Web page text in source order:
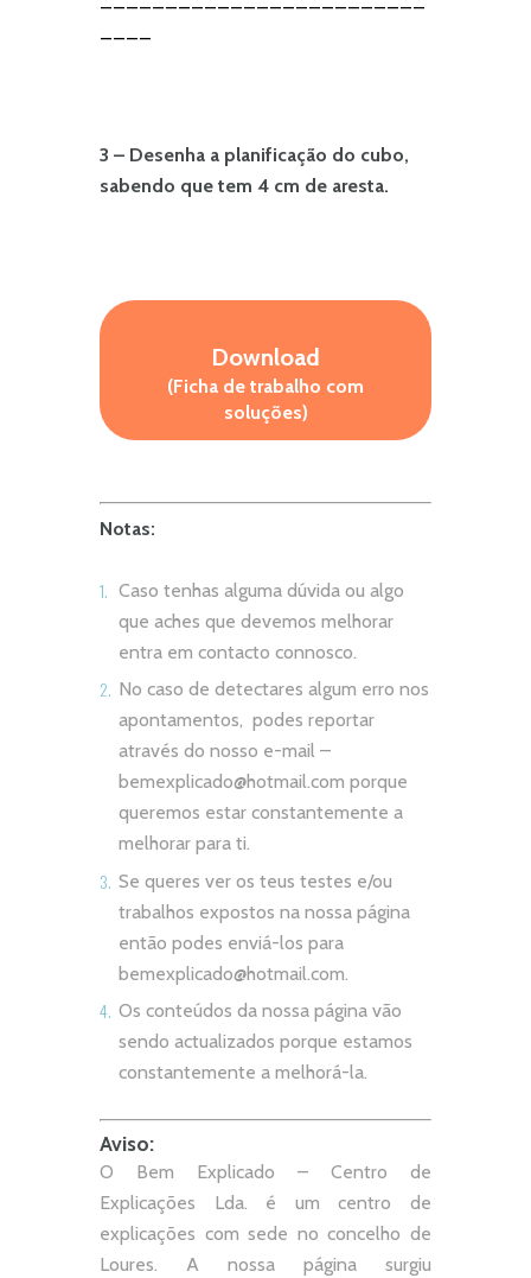
3 – Desenha a planificação do cubo,
sabendo que tem 4 cm de aresta.
Download
(Ficha de trabalho com
soluções)
Notas:
Caso tenhas alguma dúvida ou algo
que aches que devemos melhorar
entra em contacto connosco.
No caso de detectares algum erro nos
apontamentos, podes reportar
através do nosso e-mail –
bemexplicado@hotmail.com porque
queremos estar constantemente a
melhorar para ti.
Se queres ver os teus testes e/ou
trabalhos expostos na nossa página
então podes enviá-los para
bemexplicado@hotmail.com.
Os conteúdos da nossa página vão
sendo actualizados porque estamos
constantemente a melhorá-la.
Aviso:
O Bem Explicado – Centro de
Explicações Lda. é um centro de
explicações com sede no concelho de
Loures. A nossa página surgiu